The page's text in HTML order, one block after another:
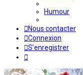
Humour
Nous contacter
Connexion
S’enregistrer